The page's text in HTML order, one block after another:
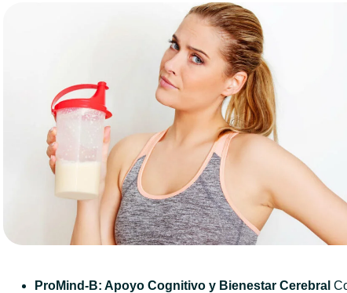
ProMind-B: Apoyo Cognitivo y Bienestar Cerebral